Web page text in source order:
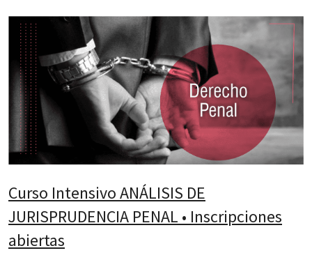
Curso Intensivo ANÁLISIS DE
JURISPRUDENCIA PENAL • Inscripciones
abiertas